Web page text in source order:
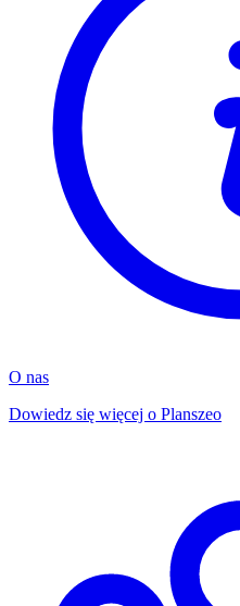
O nas
Dowiedz się więcej o Planszeo